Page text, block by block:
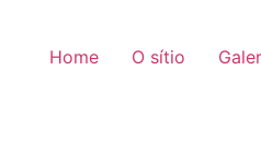
Home O sítio